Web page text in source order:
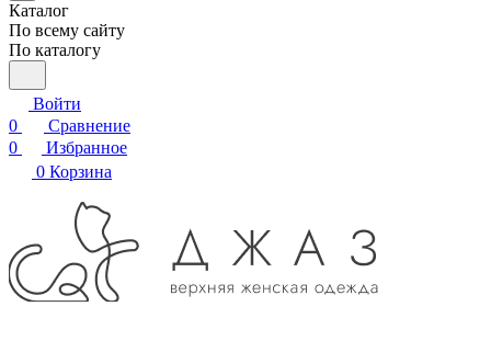
Каталог
По всему сайту
По каталогу
Войти
0
Сравнение
0
Избранное
0 Корзина